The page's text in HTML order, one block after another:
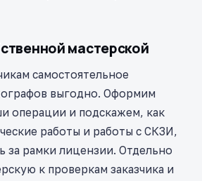
мастерской
самостоятельное
выгодно. Оформим
операции и подскажем, как
работы и работы с СКЗИ,
за рамки лицензии. Отдельно
к проверкам заказчика и